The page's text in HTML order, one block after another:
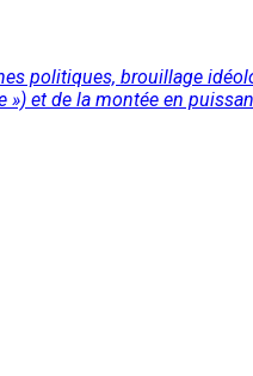
politiques, brouillage
et de la montée en